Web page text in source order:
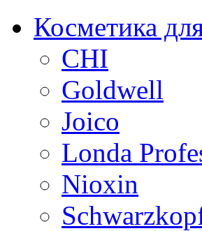
Косметика
CHI
Goldwell
Joico
Londa
Nioxin